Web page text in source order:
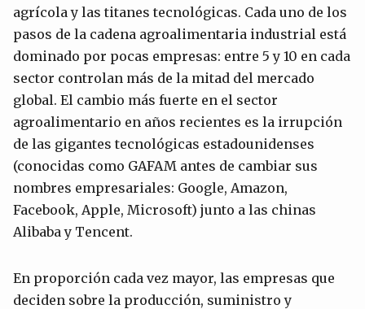
agrícola y las titanes tecnológicas. Cada uno de los
pasos de la cadena agroalimentaria industrial está
dominado por pocas empresas: entre 5 y 10 en cada
sector controlan más de la mitad del mercado
global. El cambio más fuerte en el sector
agroalimentario en años recientes es la irrupción
de las gigantes tecnológicas estadounidenses
(conocidas como GAFAM antes de cambiar sus
nombres empresariales: Google, Amazon,
Facebook, Apple, Microsoft) junto a las chinas
Alibaba y Tencent.
En proporción cada vez mayor, las empresas que
deciden sobre la producción, suministro y